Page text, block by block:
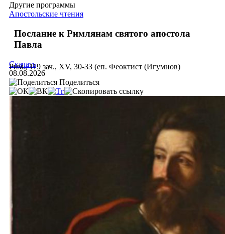
Другие программы
Апостольские чтения
Послание к Римлянам святого апостола
Павла
Рим., 119 зач., XV, 30-33 (еп. Феоктист (Игумнов)
Скачать
08.08.2026
Поделиться